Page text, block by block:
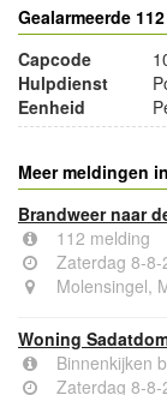
Gealarmeerde
Capcode
Hulpdienst
Eenheid
Meer meldingen
Brandweer naar
112 melding
Zaterdag 8-
Molensingel,
Woning
Binnenkijken
Zaterdag 8-8-